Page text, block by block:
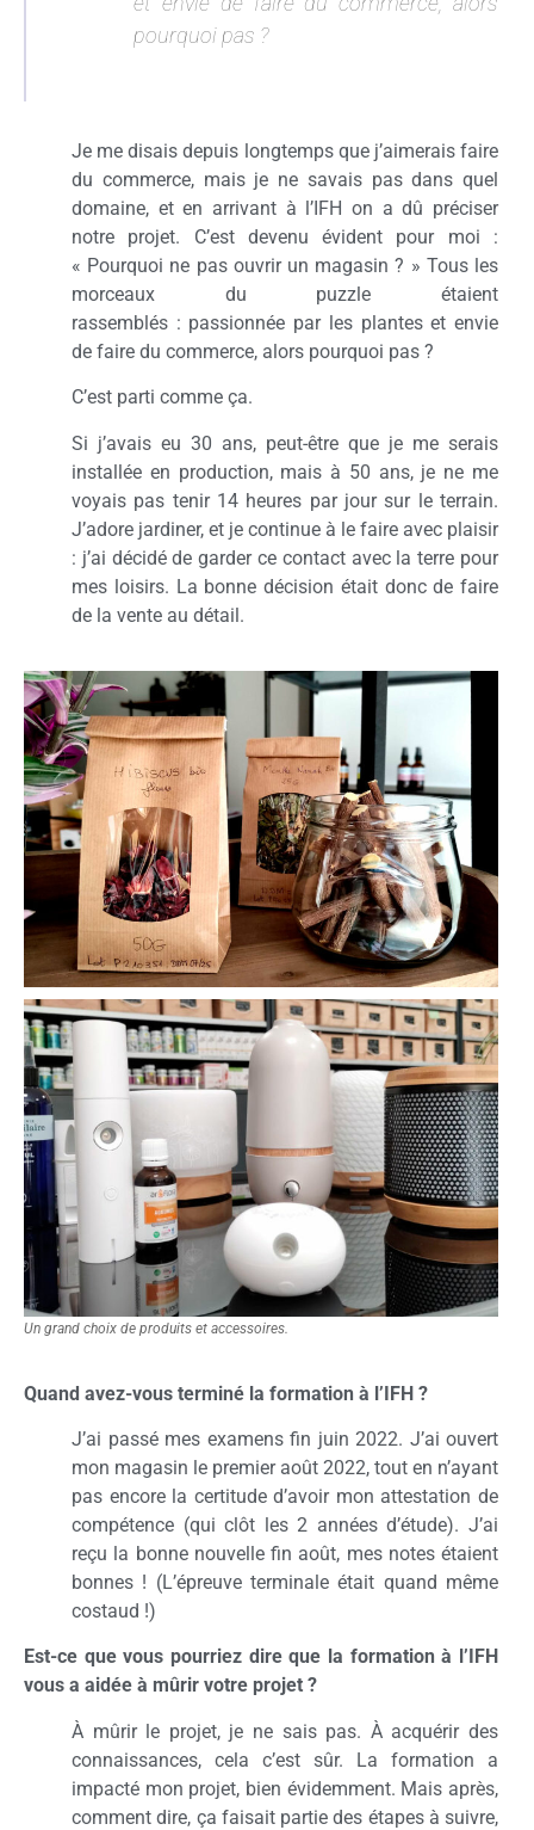
pourquoi pas ?
Je me disais depuis longtemps que j’aimerais faire
du commerce, mais je ne savais pas dans quel
domaine, et en arrivant à l’IFH on a dû préciser
notre projet. C’est devenu évident pour moi :
« Pourquoi ne pas ouvrir un magasin ? » Tous les
morceaux du puzzle étaient
rassemblés : passionnée par les plantes et envie
de faire du commerce, alors pourquoi pas ?
C’est parti comme ça.
Si j’avais eu 30 ans, peut-être que je me serais
installée en production, mais à 50 ans, je ne me
voyais pas tenir 14 heures par jour sur le terrain.
J’adore jardiner, et je continue à le faire avec plaisir
: j’ai décidé de garder ce contact avec la terre pour
mes loisirs. La bonne décision était donc de faire
de la vente au détail.
Un grand choix de produits et accessoires.
Quand avez-vous terminé la formation à l’IFH ?
J’ai passé mes examens fin juin 2022. J’ai ouvert
mon magasin le premier août 2022, tout en n’ayant
pas encore la certitude d’avoir mon attestation de
compétence (qui clôt les 2 années d’étude). J’ai
reçu la bonne nouvelle fin août, mes notes étaient
bonnes ! (L’épreuve terminale était quand même
costaud !)
Est-ce que vous pourriez dire que la formation à l’IFH
vous a aidée à mûrir votre projet ?
À mûrir le projet, je ne sais pas. À acquérir des
connaissances, cela c’est sûr. La formation a
impacté mon projet, bien évidemment. Mais après,
comment dire, ça faisait partie des étapes à suivre,